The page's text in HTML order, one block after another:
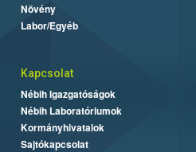
Növény
Labor/Egyéb
Kapcsolat
Nébih Igazgatóságok
Nébih Laboratóriumok
Kormányhivatalok
Sajtókapcsolat